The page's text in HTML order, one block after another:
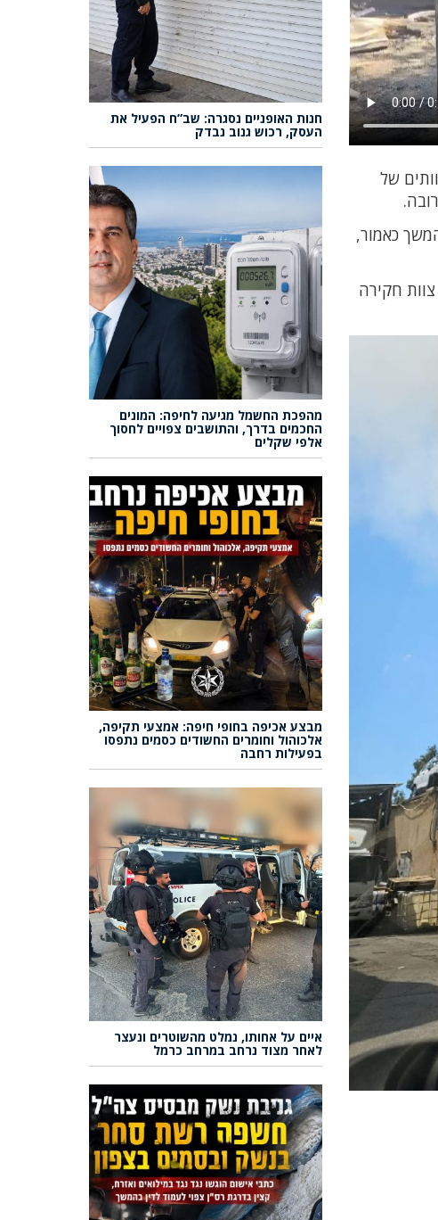
של
כאמור,
חקירה
חנות האופניים נסגרה: שב”ח הפעיל את
העסק, רכוש גנוב נבדק
מהפכת החשמל מגיעה לחיפה: המונים
החכמים בדרך, והתושבים צפויים לחסוך
אלפי שקלים
מבצע אכיפה בחופי חיפה: אמצעי תקיפה,
אלכוהול וחומרים החשודים כסמים נתפסו
בפעילות רחבה
איים על אחותו, נמלט מהשוטרים ונעצר
לאחר מצוד נרחב במרחב כרמל